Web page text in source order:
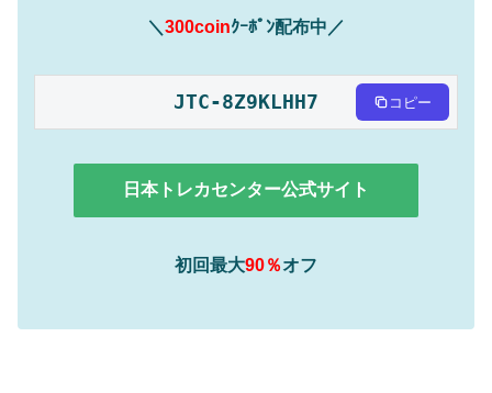
＼ 300coinｸｰﾎﾟﾝ配布中／
JTC-8Z9KLHH7 コピー
日本トレカセンター公式サイト
初回最大90％オフ